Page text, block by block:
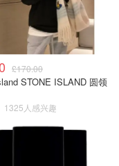
克泡发，没想到泡
£170.00
STONE ISLAND 圆领
1325人感兴趣